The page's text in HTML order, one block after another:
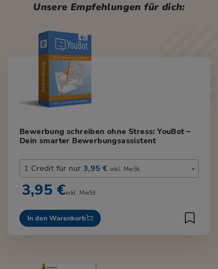
Unsere Empfehlungen für dich:
Bewerbung schreiben ohne Stress: YouBot –
Dein smarter Bewerbungsassistent
1 Credit für nur 3,95 € inkl. MwSt.
3,95 €inkl. MwSt.
In den Warenkorb